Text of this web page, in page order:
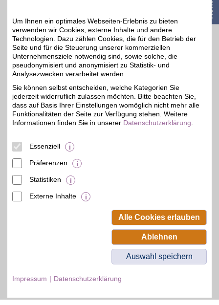
für Anfänger und Profis.
Hochwertige Marken und
eine große Auswahl
unterstützen Sie bei
jedem Match. Mit BSW-
Vorteil macht der nächste
Aufschlag noch mehr
Freude.
Zum Partnerprofil
Beamten-Selbsthilfewerk GmbH.
Alle Rechte vorbehalten.
Um Ihnen ein optimales Webseiten-Erlebnis zu bieten
verwenden wir Cookies, externe Inhalte und andere
Technologien. Dazu zählen Cookies, die für den Betrieb der
Seite und für die Steuerung unserer kommerziellen
Unternehmensziele notwendig sind, sowie solche, die
pseudonymisiert und anonymisiert zu Statistik- und
Analysezwecken verarbeitet werden.
Sie können selbst entscheiden, welche Kategorien Sie
jederzeit widerruflich zulassen möchten. Bitte beachten Sie,
dass auf Basis Ihrer Einstellungen womöglich nicht mehr alle
Funktionalitäten der Seite zur Verfügung stehen. Weitere
Informationen finden Sie in unserer Datenschutzerklärung
Essenziell
Präferenzen
Statistiken
Externe Inhalte
Alle Cookies erlauben
Ablehnen
Auswahl speichern
Impressum Datenschutzerklärung